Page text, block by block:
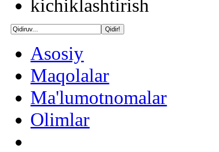
Asosiy
Maqolalar
Ma'lumotnomalar
Olimlar